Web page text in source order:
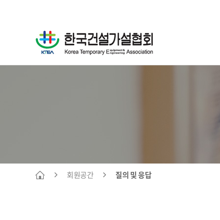
회원공간 질의 및 응답